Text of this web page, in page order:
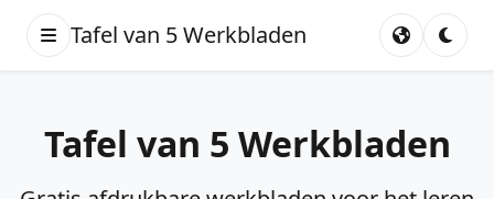
Tafel van 5 Werkbladen
Tafel van 5 Werkbladen